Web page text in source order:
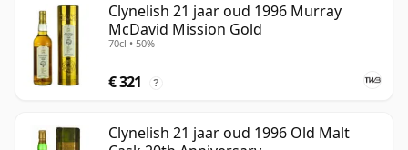
Clynelish 21 jaar oud 1996 Murray
McDavid Mission Gold
70cl • 50%
€ 321 ?
Clynelish 21 jaar oud 1996 Old Malt